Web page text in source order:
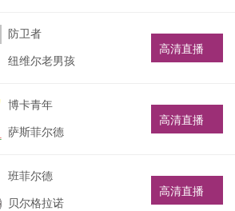
防卫者
纽维尔老男孩
高清直播
博卡青年
萨斯菲尔德
高清直播
班菲尔德
贝尔格拉诺
高清直播